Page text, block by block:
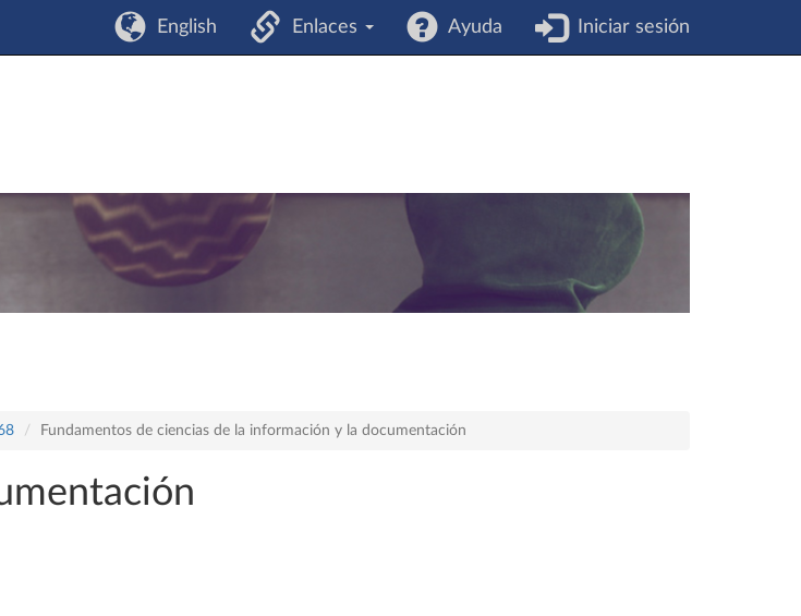
English Enlaces Ayuda Iniciar sesión
Fundamentos de ciencias de la información y la documentación